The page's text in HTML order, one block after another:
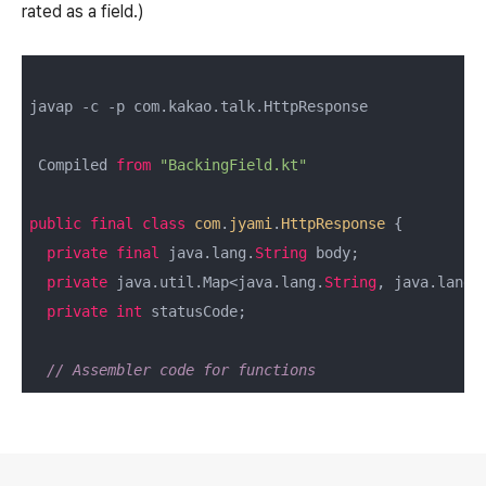
rated as a field.)
javap -c -p com.kakao.talk.HttpResponse
Compiled from "BackingField.kt"
public final class com. jyami . HttpResponse {
private final java.lang. String body;
private java.util.Map<java.lang. String, java.lang.
private int statusCode;
// Assembler code for functions